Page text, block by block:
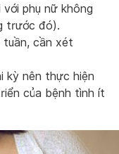
phụ nữ không
trước đó).
tuần, cần xét
kỳ nên thực hiện
của bệnh tình ít